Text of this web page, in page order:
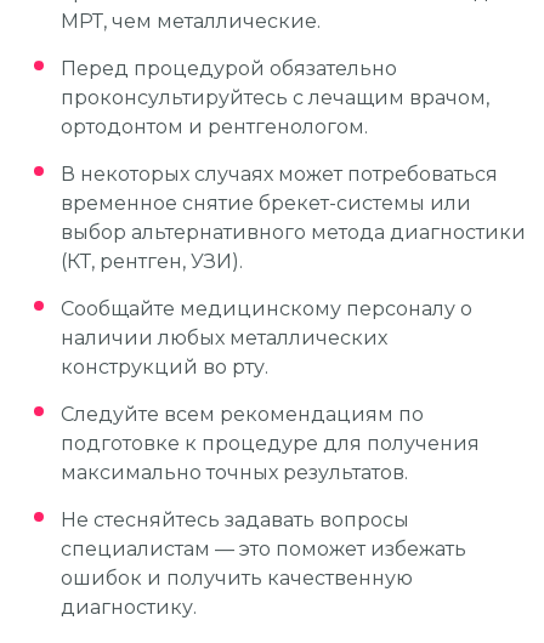
МРТ, чем металлические.
Перед процедурой обязательно
проконсультируйтесь с лечащим врачом,
ортодонтом и рентгенологом.
В некоторых случаях может потребоваться
временное снятие брекет-системы или
выбор альтернативного метода диагностики
(КТ, рентген, УЗИ).
Сообщайте медицинскому персоналу о
наличии любых металлических
конструкций во рту.
Следуйте всем рекомендациям по
подготовке к процедуре для получения
максимально точных результатов.
Не стесняйтесь задавать вопросы
специалистам — это поможет избежать
ошибок и получить качественную
диагностику.